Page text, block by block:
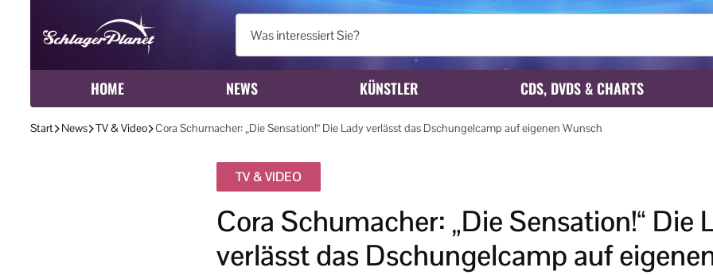
HOME NEWS KÜNSTLER CDS, DVDS & CHARTS
Start News TV & Video Cora Schumacher: „Die Sensation!“ Die Lady verlässt das Dschungelcamp auf eigenen Wunsch
TV & VIDEO
Cora Schumacher: „Die Sensation!“ Die
verlässt das Dschungelcamp auf